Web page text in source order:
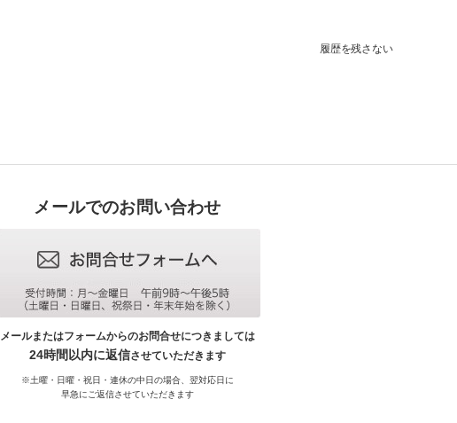
履歴を残さない
メールでのお問い合わせ
メールまたはフォームからのお問合せにつきましては
24時間以内に返信させていただきます
※土曜・日曜・祝日・連休の中日の場合、翌対応日に
早急にご返信させていただきます